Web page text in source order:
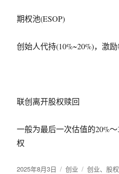
期权池(ESOP)
创始人代持(10%~20%)，激
联创离开股权赎回
一般为最后一次估值的20%
权
发
2025年8月3日
分
创业
标
创业、 股权